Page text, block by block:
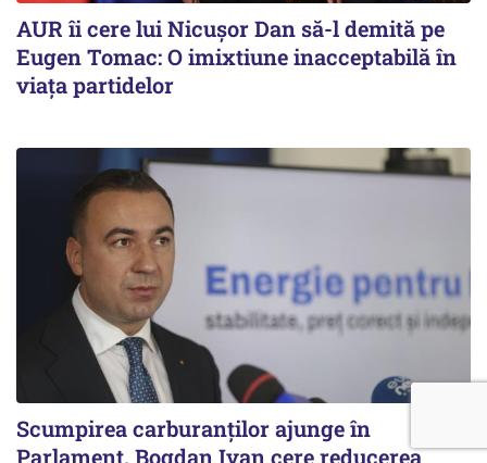
AUR îi cere lui Nicușor Dan să-l demită pe
Eugen Tomac: O imixtiune inacceptabilă în
viața partidelor
Scumpirea carburanților ajunge în
Parlament. Bogdan Ivan cere reducerea